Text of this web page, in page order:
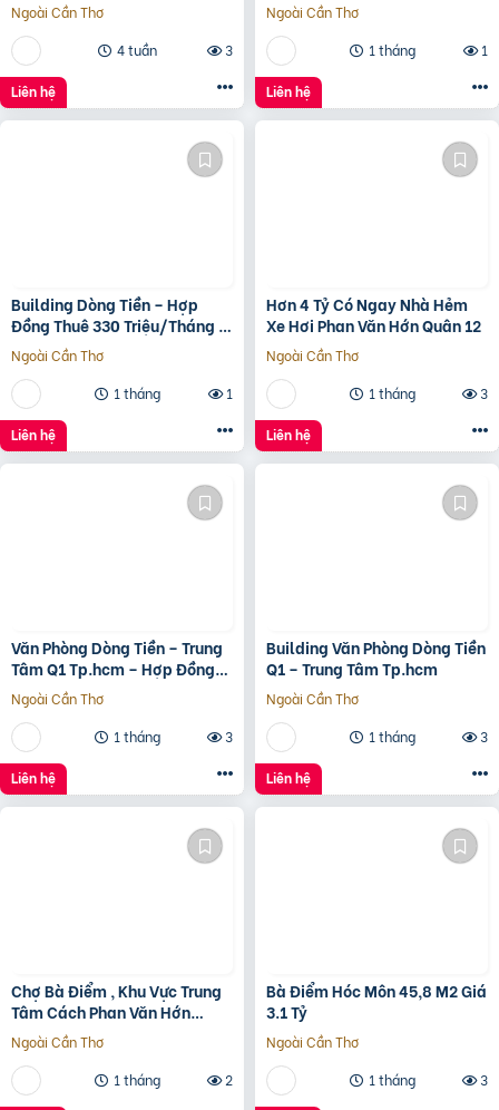
Ngoài Cần Thơ
4 tuần
3
Liên hệ
Ngoài Cần Thơ
1 tháng
1
Liên hệ
Building Dòng Tiền – Hợp
Đồng Thuê 330 Triệu/Tháng –
Quận 5, Tp.hcm -139Ty
Ngoài Cần Thơ
1 tháng
1
Liên hệ
Hơn 4 Tỷ Có Ngay Nhà Hẻm
Xe Hơi Phan Văn Hớn Quân 12
Ngoài Cần Thơ
1 tháng
3
Liên hệ
Văn Phòng Dòng Tiền – Trung
Tâm Q1 Tp.hcm – Hợp Đồng
Thuê 250 Triệu/Tháng – 115
Tỷ
Ngoài Cần Thơ
1 tháng
3
Liên hệ
Building Văn Phòng Dòng Tiền
Q1 – Trung Tâm Tp.hcm
Ngoài Cần Thơ
1 tháng
3
Liên hệ
Chợ Bà Điểm , Khu Vực Trung
Tâm Cách Phan Văn Hớn
100m
Ngoài Cần Thơ
1 tháng
2
Bà Điểm Hóc Môn 45,8 M2 Giá
3.1 Tỷ
Ngoài Cần Thơ
1 tháng
3